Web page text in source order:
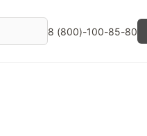
8 (800)-100-85-80